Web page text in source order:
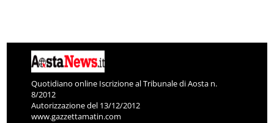
Quotidiano online Iscrizione al Tribunale di Aosta n.
8/2012
Autorizzazione del 13/12/2012
www.gazzettamatin.com